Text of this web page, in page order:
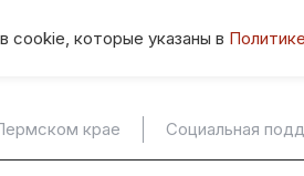
cookie, которые указаны в
крае Социальная